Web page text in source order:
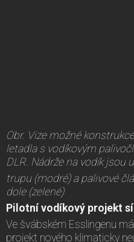
Obr. Vize možné
letadla s vodíkovým
DLR. Nádrže na vodík jsou
trupu (modré) a palivové
dole (zelené)
Pilotní vodíkový projekt
Ve švábském Esslingenu
projekt nového klimaticky